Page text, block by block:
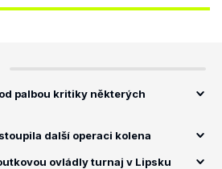
palbou kritiky některých
další operaci kolena
ovládly turnaj v Lipsku